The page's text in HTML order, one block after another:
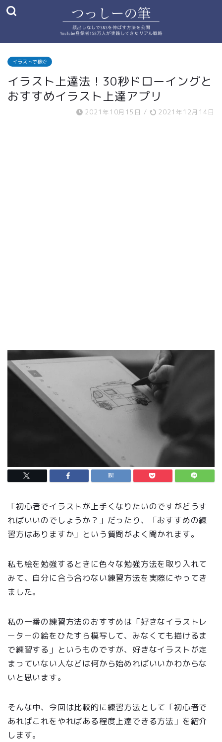
イラストで稼ぐ
イラスト上達法！30秒ドローイングと
おすすめイラスト上達アプリ
2021年10月15日 / 2021年12月14日
「初心者でイラストが上手くなりたいのですがどうす
ればいいのでしょうか？」だったり、「おすすめの練
習方はありますか」という質問がよく聞かれます。
私も絵を勉強するときに色々な勉強方法を取り入れて
みて、自分に合う合わない練習方法を実際にやってき
ました。
私の一番の練習方法のおすすめは「好きなイラストレ
ーターの絵をひたすら模写して、みなくても描けるま
で練習する」というものですが、好きなイラストが定
まっていない人などは何から始めればいいかわからな
いと思います。
そんな中、今回は比較的に練習方法として「初心者で
あればこれをやればある程度上達できる方法」を紹介
します。